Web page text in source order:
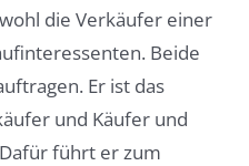
die Verkäufer einer
Beide
Er ist das
und Käufer und
führt er zum